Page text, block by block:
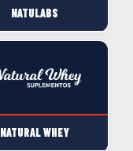
NATULABS
NATURAL WHEY